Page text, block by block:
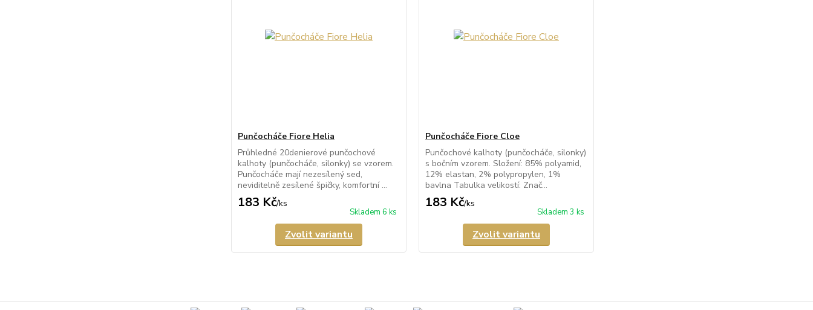
Punčocháče Fiore Helia
Průhledné 20denierové punčochové
kalhoty (punčocháče, silonky) se vzorem.
Punčocháče mají nezesílený sed,
neviditelně zesílené špičky, komfortní ...
183 Kč/ks
Skladem 6 ks
Zvolit variantu
Punčocháče Fiore Cloe
Punčochové kalhoty (punčocháče, silonky)
s bočním vzorem. Složení: 85% polyamid,
12% elastan, 2% polypropylen, 1%
bavlna Tabulka velikostí: Znač...
183 Kč/ks
Skladem 3 ks
Zvolit variantu